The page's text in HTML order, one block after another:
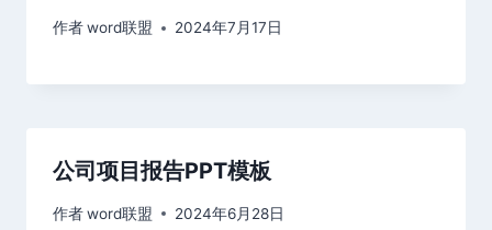
作者word联盟 2024年7月17日
公司项目报告PPT模板
作者word联盟 2024年6月28日